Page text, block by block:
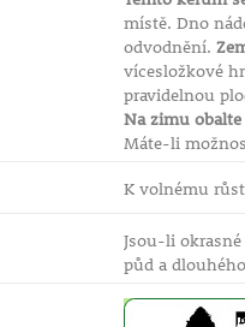
místě. Dno
odvodnění.
vícesložkové
pravidelnou
Na zimu
Máte-li
K volnému
Jsou-li
půd a